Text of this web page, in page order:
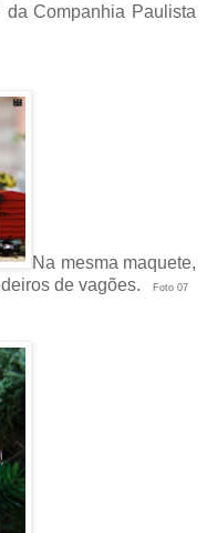
da Companhia Paulista
Na mesma maquete,
de vagões.
Foto 07